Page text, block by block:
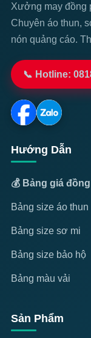
Xưởng may đồng
Chuyên áo thun,
nón quảng cáo.
📞 Hotline:
Hướng Dẫn
💰 Bảng giá
Bảng size áo thun
Bảng size sơ mi
Bảng size bảo hộ
Bảng màu vải
Sản Phẩm